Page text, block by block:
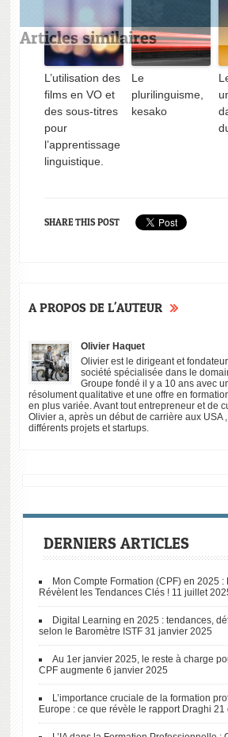
L’utilisation des
films en VO et
des sous-titres
pour
l’apprentissage
linguistique.
Le
plurilinguisme,
kesako
SHARE THIS POST
A PROPOS DE L'AUTEUR
Olivier Haquet
Olivier est le dirigeant et
société spécialisée dans le
Groupe fondé il y a 10 ans avec
résolument qualitative et une offre en
en plus variée. Avant tout entrepreneur et de
Olivier a, après un début de carrière aux USA
différents projets et startups.
DERNIERS ARTICLES
Mon Compte Formation (CPF) en 2025 :
Révèlent les Tendances Clés ! 11 juillet
Digital Learning en 2025 : tendances,
selon le Baromètre ISTF 31 janvier 2025
Au 1er janvier 2025, le reste à charge
CPF augmente 6 janvier 2025
L’importance cruciale de la formation
Europe : ce que révèle le rapport Draghi 21
Articles similaires
En 2022, un
adulte sur dix
Et si vous
Les langues :
un atout majeur
dans le secteur
du tourisme